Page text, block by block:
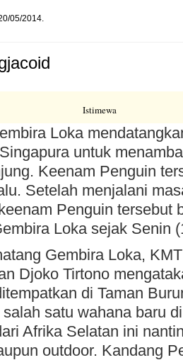
05/2014.
Istimewa
Loka
untuk
Keenam Penguin
Setelah menjalani
Penguin tersebut
Loka sejak Senin
Gembira Loka,
Djoko Tirtono
di Taman
satu wahana baru
Afrika Selatan ini
outdoor. Kandang